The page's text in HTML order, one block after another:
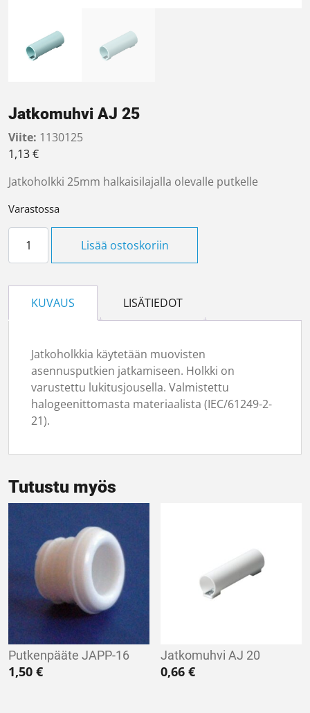
Jatkomuhvi AJ 25
Viite: 1130125
1,13€
Jatkoholkki 25mm halkaisilajalla olevalle putkelle
Varastossa
Lisää ostoskoriin
KUVAUS LISÄTIEDOT
Jatkoholkkia käytetään muovisten
asennusputkien jatkamiseen. Holkki on
varustettu lukitusjousella. Valmistettu
halogeenittomasta materiaalista (IEC/61249-2-
21).
Tutustu myös
Putkenpääte JAPP-16
1,50 €
Jatkomuhvi AJ 20
0,66€